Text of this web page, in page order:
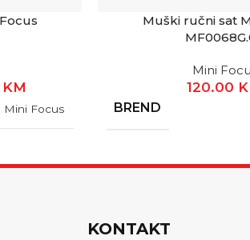
KM
Mini Focus
Muški ručni sat
Mini
120.00
BREND
KONTAKT